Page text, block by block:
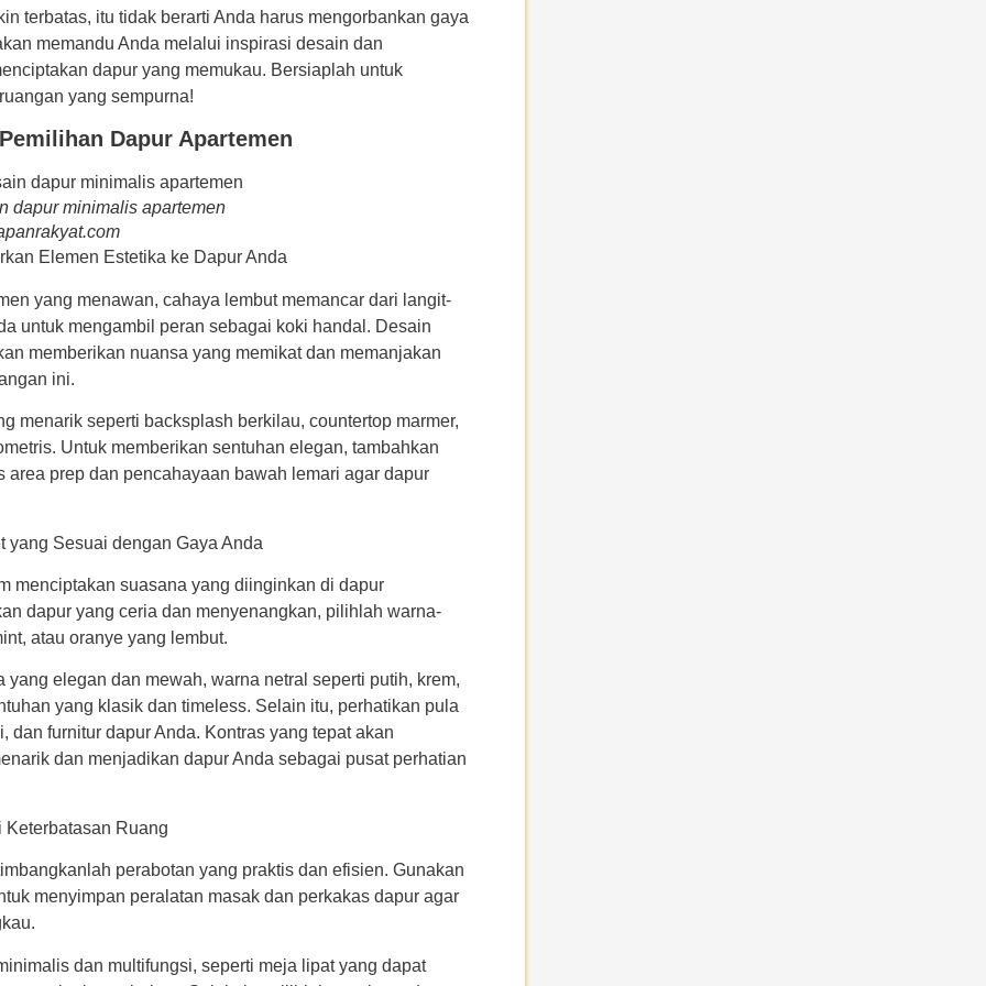
terbatas, itu tidak berarti Anda harus mengorbankan gaya
memandu Anda melalui inspirasi desain dan
dapur yang memukau. Bersiaplah untuk
yang sempurna!
Dapur Apartemen
dapur minimalis apartemen
Elemen Estetika ke Dapur Anda
yang menawan, cahaya lembut memancar dari langit-
untuk mengambil peran sebagai koki handal. Desain
memberikan nuansa yang memikat dan memanjakan
ini.
menarik seperti backsplash berkilau, countertop marmer,
Untuk memberikan sentuhan elegan, tambahkan
area prep dan pencahayaan bawah lemari agar dapur
yang Sesuai dengan Gaya Anda
menciptakan suasana yang diinginkan di dapur
dapur yang ceria dan menyenangkan, pilihlah warna-
atau oranye yang lembut.
elegan dan mewah, warna netral seperti putih, krem,
yang klasik dan timeless. Selain itu, perhatikan pula
dan furnitur dapur Anda. Kontras yang tepat akan
dan menjadikan dapur Anda sebagai pusat perhatian
Ruang
perabotan yang praktis dan efisien. Gunakan
menyimpan peralatan masak dan perkakas dapur agar
dan multifungsi, seperti meja lipat yang dapat